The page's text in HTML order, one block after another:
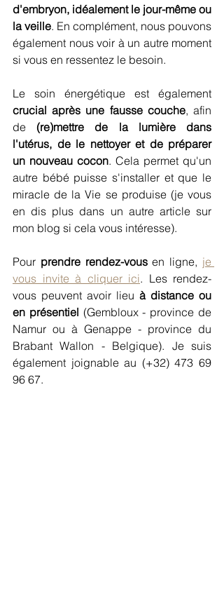
d'embryon, idéalement le jour-même ou
la veille. En complément, nous pouvons
également nous voir à un autre moment
si vous en ressentez le besoin.
crucial après une fausse couche, afin
de (re)mettre de la lumière dans
l'utérus, de le nettoyer et de préparer
un nouveau cocon. Cela permet qu'un
autre bébé puisse s'installer et que le
miracle de la Vie se produise (je vous
en dis plus dans un autre article sur
mon blog si cela vous intéresse).
Pour prendre rendez-vous en ligne, je
vous invite à cliquer ici. Les rendez-
vous peuvent avoir lieu à distance ou
en présentiel (Gembloux - province de
Namur ou à Genappe - province du
Brabant Wallon - Belgique). Je suis
également joignable au (+32) 473 69
96 67.